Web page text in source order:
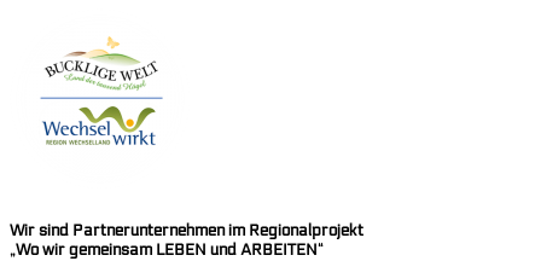
Wir sind Partnerunternehmen im Regionalprojekt
„Wo wir gemeinsam LEBEN und ARBEITEN“